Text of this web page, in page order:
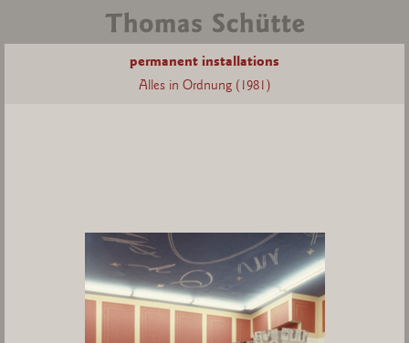
permanent installations
Alles in Ordnung (1981)